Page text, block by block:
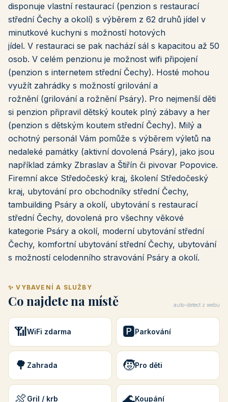
disponuje vlastní restaurací (penzion s restaurací
střední Čechy a okolí) s výběrem z 62 druhů jídel v
minutkové kuchyni s možností hotových
jídel. V restauraci se pak nachází sál s kapacitou až 50
osob. V celém penzionu je možnost wifi připojení
(penzion s internetem střední Čechy). Hosté mohou
využít zahrádky s možností grilování a
rožnění (grilování a rožnění Psáry). Pro nejmenší děti
si penzion připravil dětský koutek plný zábavy a her
(penzion s dětským koutem střední Čechy). Milý a
ochotný personál Vám pomůže s výběrem výletů na
nedaleké památky (aktivní dovolená Psáry), jako jsou
například zámky Zbraslav a Štiřín či pivovar Popovice.
Firemní akce Středočeský kraj, školení Středočeský
kraj, ubytování pro obchodníky střední Čechy,
tambuilding Psáry a okolí, ubytování s restaurací
střední Čechy, dovolená pro všechny věkové
kategorie Psáry a okolí, moderní ubytování střední
Čechy, komfortní ubytování střední Čechy, ubytování
s možností celodenního stravování Psáry a okolí.
✨ VYBAVENÍ A SLUŽBY
Co najdete na místě auto-detect z webu
📶WiFi zdarma 🅿️Parkování
🌳 Zahrada 🧒Pro děti
🍖 Gril / krb 🌊Koupání